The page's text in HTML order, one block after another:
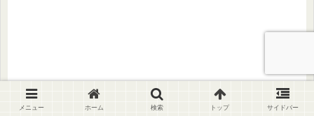
メニュー ホーム 検索 トップ サイドバー